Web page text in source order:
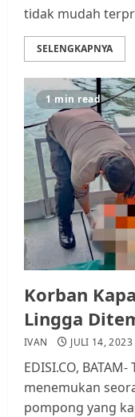
tidak mudah
SELENGKAPNYA
1 min read
Korban
Lingga
IVAN JULI 14, 2023
EDISI.CO,
menemukan
pompong yang